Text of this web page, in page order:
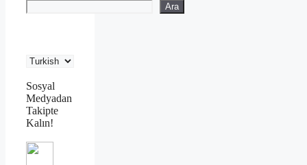
Ara
Sosyal
Medyadan
Takipte
Kalın!